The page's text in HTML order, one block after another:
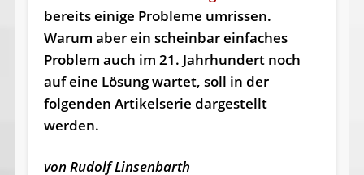
bereits einige Probleme umrissen.
Warum aber ein scheinbar einfaches
Problem auch im 21. Jahrhundert noch
auf eine Lösung wartet, soll in der
folgenden Artikelserie dargestellt
werden.
von Rudolf Linsenbarth